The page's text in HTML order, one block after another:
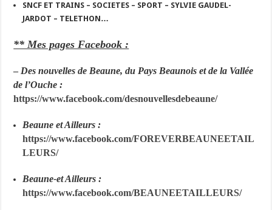
SNCF ET TRAINS – SOCIETES – SPORT – SYLVIE GAUDEL-
JARDOT – TELETHON…
** Mes pages Facebook :
– Des nouvelles de Beaune, du Pays Beaunois et de la Vallée
de l’Ouche :
https://www.facebook.com/desnouvellesdebeaune/
Beaune et Ailleurs :
https://www.facebook.com/FOREVERBEAUNEETAIL
LEURS/
Beaune-et Ailleurs :
https://www.facebook.com/BEAUNEETAILLEURS/